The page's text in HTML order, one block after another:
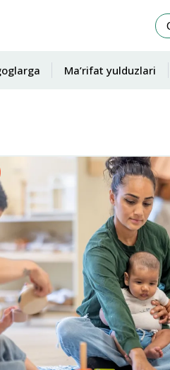
Ma’rifat yulduzlari